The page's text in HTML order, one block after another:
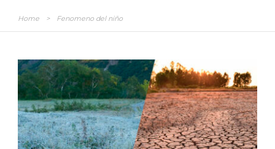
Home > Fenomeno del niño